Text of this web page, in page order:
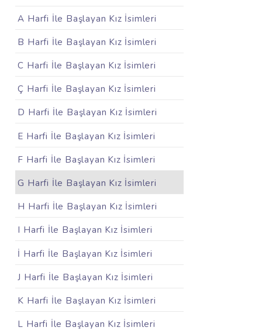
A Harfi İle Başlayan Kız İsimleri
B Harfi İle Başlayan Kız İsimleri
C Harfi İle Başlayan Kız İsimleri
Ç Harfi İle Başlayan Kız İsimleri
D Harfi İle Başlayan Kız İsimleri
E Harfi İle Başlayan Kız İsimleri
F Harfi İle Başlayan Kız İsimleri
G Harfi İle Başlayan Kız İsimleri
H Harfi İle Başlayan Kız İsimleri
I Harfi İle Başlayan Kız İsimleri
İ Harfi İle Başlayan Kız İsimleri
J Harfi İle Başlayan Kız İsimleri
K Harfi İle Başlayan Kız İsimleri
L Harfi İle Başlayan Kız İsimleri